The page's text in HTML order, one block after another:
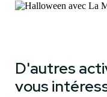
D'autres
vous